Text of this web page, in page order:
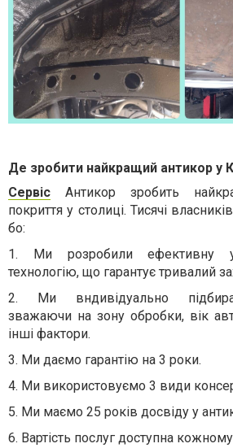
Де зробити найкращий антикор у
Сервіс Антикор зробить
покриття у столиці. Тисячі
бо:
1. Ми розробили ефективну
технологію, що гарантує тривалий
2. Ми вндивідуально
зважаючи на зону обробки, вік
інші фактори.
3. Ми даємо гарантію на 3 роки.
4. Ми використовуємо 3 види
5. Ми маємо 25 років досвіду у
6. Вартість послуг доступна